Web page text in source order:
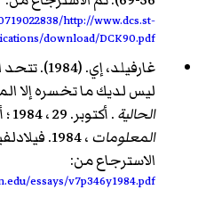
http://www.dcs.st-
download/DCK90.pdf
غارفيلد،
ليس لديك ما تخسره إلا
الحالية. أكتوبر. 29 ، 1984 ؛ أعيد طبعه في
المعلومات
الاسترجاع من:
essays/v7p346y1984.pdf